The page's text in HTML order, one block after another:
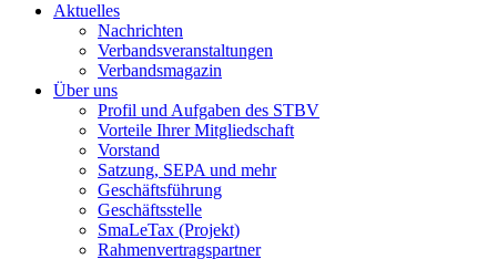
Aktuelles
Nachrichten
Verbandsveranstaltungen
Verbandsmagazin
Über uns
Profil und Aufgaben des STBV
Vorteile Ihrer Mitgliedschaft
Vorstand
Satzung, SEPA und mehr
Geschäftsführung
Geschäftsstelle
SmaLeTax (Projekt)
Rahmenvertragspartner